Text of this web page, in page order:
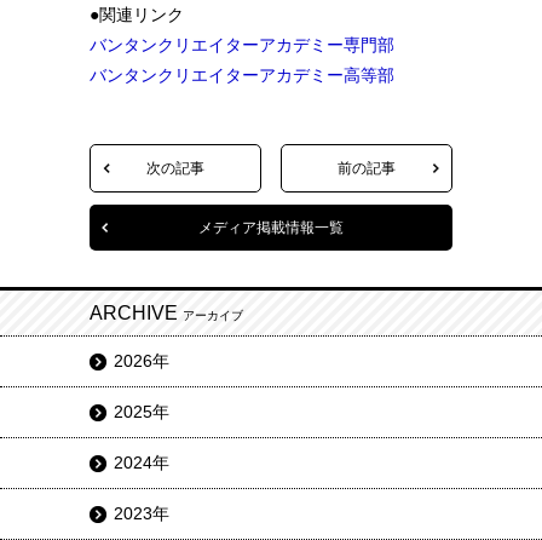
●関連リンク
バンタンクリエイターアカデミー専門部
バンタンクリエイターアカデミー高等部
次の記事 前の記事
メディア掲載情報一覧
ARCHIVE アーカイブ
2026年
2025年
2024年
2023年